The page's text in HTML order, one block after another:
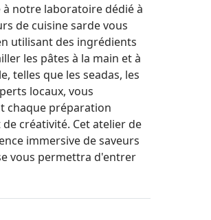
notre laboratoire dédié à
de cuisine sarde vous
utilisant des ingrédients
les pâtes à la main et à
telles que les seadas, les
locaux, vous
chaque préparation
créativité. Cet atelier de
immersive de saveurs
vous permettra d'entrer